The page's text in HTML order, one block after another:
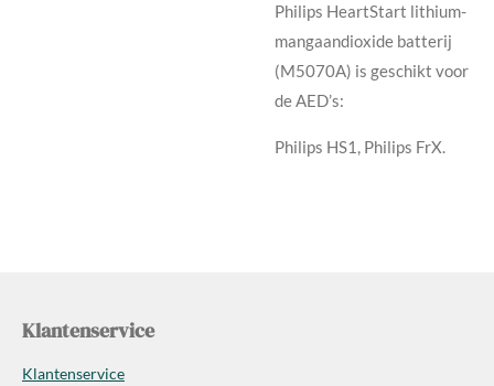
Philips HeartStart lithium-
mangaandioxide batterij
(M5070A) is geschikt voor
de AED’s:
Philips HS1, Philips FrX.
Klantenservice
Klantenservice